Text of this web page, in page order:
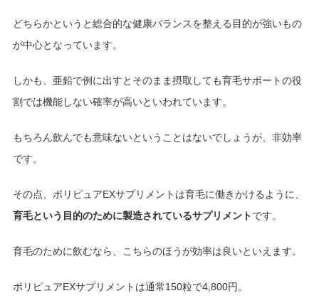
どちらかというと総合的な健康バランスを整える目的が強いもの
が中心となっています。
しかも、亜鉛で例に出すとそのまま摂取しても育毛サポートの役
割では機能しない確率が高いといわれています。
もちろん飲んでも意味ないということはないでしょうが、非効率
です。
その点、ポリピュアEXサプリメントは育毛に働きかけるように、
育毛という目的のために製造されているサプリメントです。
育毛のために飲むなら、こちらのほうが効率は良いといえます。
ポリピュアEXサプリメントは通常150粒で4,800円。